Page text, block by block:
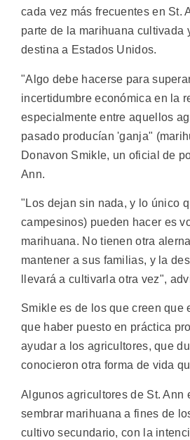
cada vez más frecuentes en St.
parte de la marihuana cultivada
destina a Estados Unidos.
"Algo debe hacerse para
incertidumbre económica en la
especialmente entre aquellos
pasado producían 'ganja"
Donavon Smikle, un oficial de
Ann.
"Los dejan sin nada, y lo único
campesinos) pueden hacer es
marihuana. No tienen otra
mantener a sus familias, y la
llevará a cultivarla otra vez",
Smikle es de los que creen que
que haber puesto en práctica
ayudar a los agricultores, que
conocieron otra forma de vida
Algunos agricultores de St. Ann
sembrar marihuana a fines de
cultivo secundario, con la